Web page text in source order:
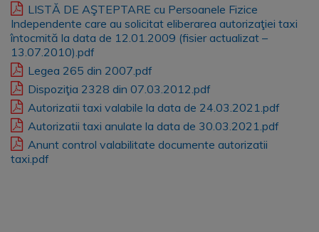
LISTĂ DE AŞTEPTARE cu Persoanele Fizice
Independente care au solicitat eliberarea autorizaţiei taxi
întocmită la data de 12.01.2009 (fisier actualizat –
13.07.2010).pdf
Legea 265 din 2007.pdf
Dispoziţia 2328 din 07.03.2012.pdf
Autorizatii taxi valabile la data de 24.03.2021.pdf
Autorizatii taxi anulate la data de 30.03.2021.pdf
Anunt control valabilitate documente autorizatii
taxi.pdf